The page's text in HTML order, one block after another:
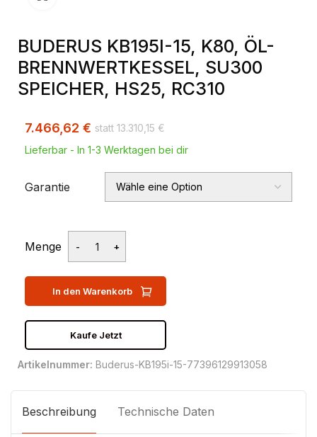
BUDERUS KB195I-15, K80, ÖL-
BRENNWERTKESSEL, SU300
SPEICHER, HS25, RC310
13.310,15 €
7.466,62 €
Lieferbar - In 1-3 Werktagen bei dir
Garantie
Menge
In den Warenkorb
Kaufe Jetzt
Artikelnummer: Buderus-KB195i-15-77396129913058
Beschreibung Technische Daten